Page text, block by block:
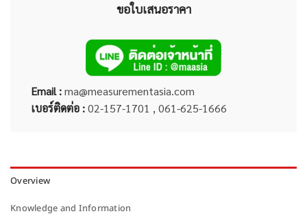
ขอใบเสนอราคา
Email :ma@measurementasia.com
เบอร์ติดต่อ :02-157-1701 , 061-625-1666
Overview
Knowledge and Information